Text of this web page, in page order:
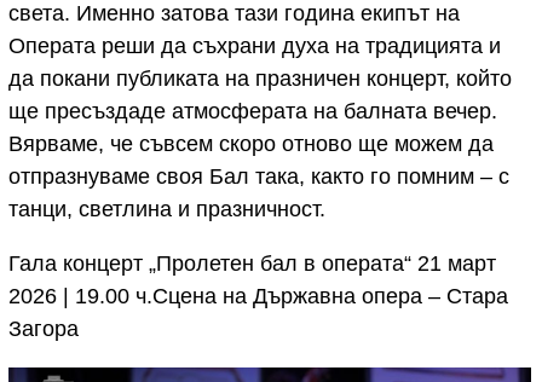
света. Именно затова тази година екипът на
Операта реши да съхрани духа на традицията и
да покани публиката на празничен концерт, който
ще пресъздаде атмосферата на балната вечер.
Вярваме, че съвсем скоро отново ще можем да
отпразнуваме своя Бал така, както го помним – с
танци, светлина и празничност.
Гала концерт „Пролетен бал в операта“ 21 март
2026 | 19.00 ч.Сцена на Държавна опера – Стара
Загора